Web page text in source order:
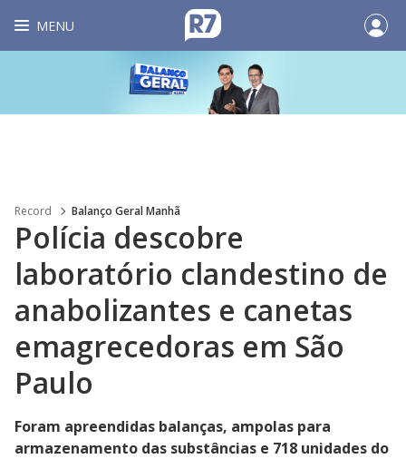
MENU
Record Balanço Geral Manhã
Polícia descobre
laboratório clandestino de
anabolizantes e canetas
emagrecedoras em São
Paulo
Foram apreendidas balanças, ampolas para
armazenamento das substâncias e 718 unidades do